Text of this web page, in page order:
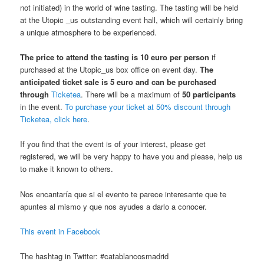
not initiated) in the world of wine tasting. The tasting will be held
at the Utopic _us outstanding event hall, which will certainly bring
a unique atmosphere to be experienced.
The price to attend the tasting is 10 euro per person if
purchased at the Utopic_us box office on event day.The
anticipated ticket sale is 5 euro and can be purchased
through Ticketea. There will be a maximum of 50 participants
in the event.To purchase your ticket at 50% discount through
Ticketea, click here.
If you find that the event is of your interest, please get
registered, we will be very happy to have you and please, help us
to make it known to others.
Nos encantaría que si el evento te parece interesante que te
apuntes al mismo y que nos ayudes a darlo a conocer.
This event in Facebook
The hashtag in Twitter: #catablancosmadrid